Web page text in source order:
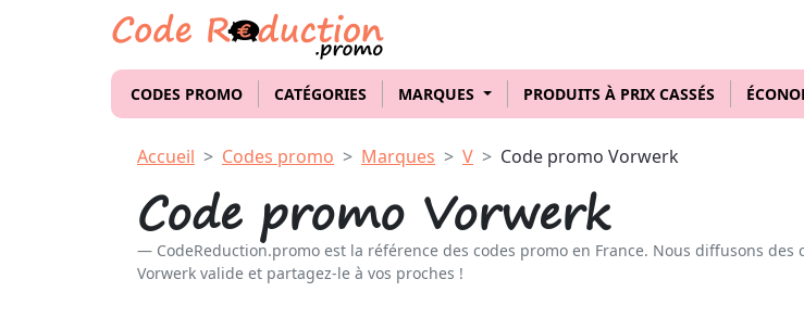
CODES PROMO CATÉGORIES MARQUES PRODUITS À PRIX CASSÉS
Accueil Codes promo Marques V Code promo Vorwerk
Code promo Vorwerk
CodeReduction.promo est la référence des codes promo en France. Nous diffusons
Vorwerk valide et partagez-le à vos proches !